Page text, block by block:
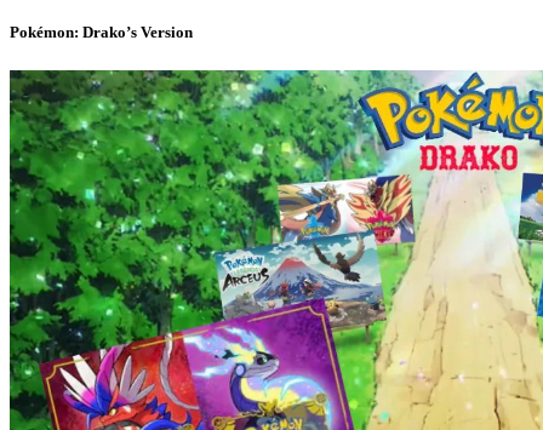
Pokémon: Drako’s Version